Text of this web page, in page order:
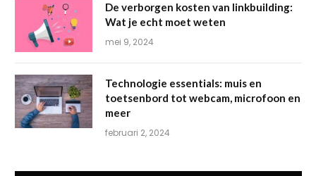
De verborgen kosten van linkbuilding:
Wat je echt moet weten
mei 9, 2024
Technologie essentials: muis en
toetsenbord tot webcam, microfoon en
meer
februari 2, 2024